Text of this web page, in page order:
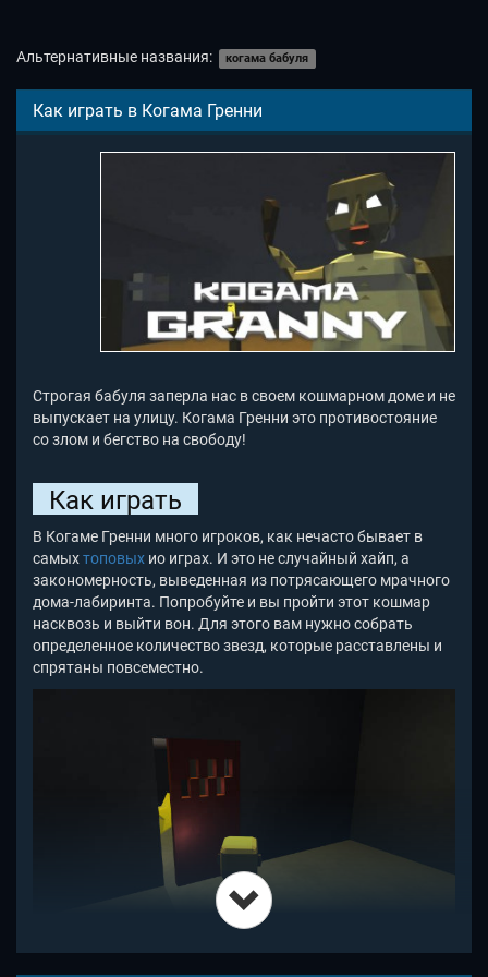
Альтернативные названия: когама бабуля
Как играть в Когама Гренни
Строгая бабуля заперла нас в своем кошмарном доме и не
выпускает на улицу. Когама Гренни это противостояние
со злом и бегство на свободу!
Как играть
В Когаме Гренни много игроков, как нечасто бывает в
самыхтоповых ио играх. И это не случайный хайп, а
закономерность, выведенная из потрясающего мрачного
дома-лабиринта. Попробуйте и вы пройти этот кошмар
насквозь и выйти вон. Для этого вам нужно собрать
определенное количество звезд, которые расставлены и
спрятаны повсеместно.